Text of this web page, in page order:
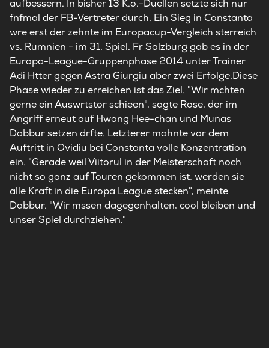
aufbessern. In bisher 13 K.o.-Duellen setzte sich nur
fnfmal der FB-Vertreter durch. Ein Sieg in Constanta
wre erst der zehnte im Europacup-Vergleich sterreich
vs. Rumnien - im 31. Spiel. Fr Salzburg gab es in der
Europa-League-Gruppenphase 2014 unter Trainer
Adi Htter gegen Astra Giurgiu aber zwei Erfolge.Diese
Phase wieder zu erreichen ist das Ziel. "Wir mchten
gerne ein Auswrtstor schieen", sagte Rose, der im
Angriff erneut auf Hwang Hee-chan und Munas
Dabbur setzen drfte. Letzterer mahnte vor dem
Auftritt in Ovidiu bei Constanta volle Konzentration
ein. "Gerade weil Viitorul in der Meisterschaft noch
nicht so ganz auf Touren gekommen ist, werden sie
alle Kraft in die Europa League stecken", meinte
Dabbur. "Wir mssen dagegenhalten, cool bleiben und
unser Spiel durchziehen."